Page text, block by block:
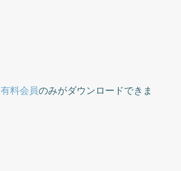
有料会員のみがダウンロードできま